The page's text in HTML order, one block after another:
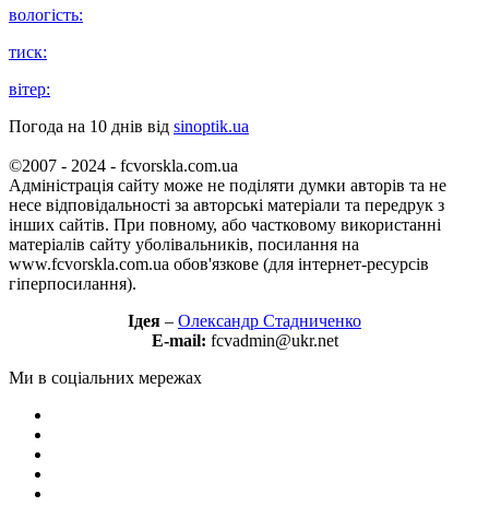
вологість:
тиск:
вітер:
Погода на 10 днів від sinoptik.ua
©2007 - 2024 - fcvorskla.com.ua
Адміністрація сайту може не поділяти думки авторів та не
несе відповідальності за авторські матеріали та передрук з
інших сайтів. При повному, або частковому використанні
матеріалів сайту уболівальників, посилання на
www.fcvorskla.com.ua обов'язкове (для інтернет-ресурсів
гіперпосилання).
Ідея – Олександр Стадниченко
E-mail: fcvadmin@ukr.net
Ми в соціальних мережах